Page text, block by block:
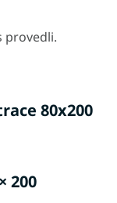
80x200
provedli.
200